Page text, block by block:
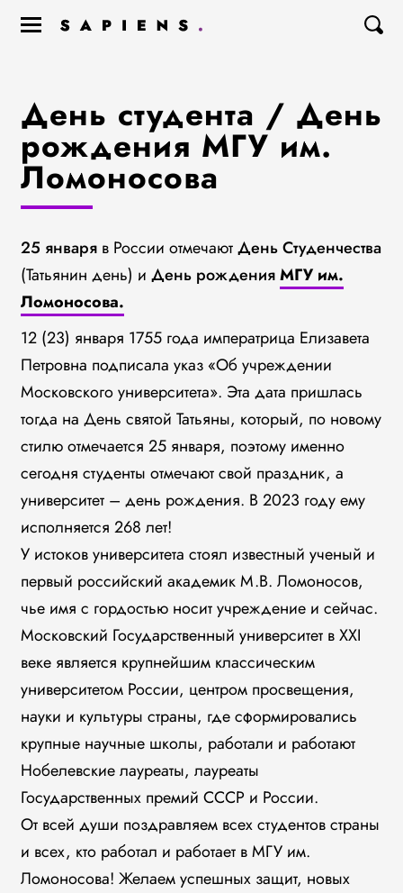
День студента / День
рождения МГУ им.
Ломоносова
25 январяв России отмечаютДень Студенчества
(Татьянин день) и День рожденияМГУ им.
Ломоносова.
12 (23) января 1755 года императрица Елизавета
Петровна подписала указ «Об учреждении
Московского университета». Эта дата пришлась
тогда на День святой Татьяны, который, по новому
стилю отмечается 25 января, поэтому именно
сегодня студенты отмечают свой праздник, а
университет – день рождения. В 2023 году ему
исполняется 268 лет!
У истоков университета стоял известный ученый и
первый российский академик М.В. Ломоносов,
чье имя с гордостью носит учреждение и сейчас.
Московский Государственный университет в XXI
веке является крупнейшим классическим
университетом России, центром просвещения,
науки и культуры страны, где сформировались
крупные научные школы, работали и работают
Нобелевские лауреаты, лауреаты
Государственных премий СССР и России.
От всей души поздравляем всех студентов страны
и всех, кто работал и работает в МГУ им.
Ломоносова! Желаем успешных защит, новых